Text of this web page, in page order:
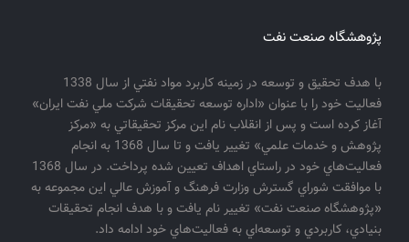
پژوهشگاه صنعت نفت
با هدف تحقيق و توسعه در زمينه كاربرد مواد نفتي از سال 1338
فعاليت خود را با عنوان «اداره توسعه تحقيقات شركت ملي نفت ايران»
آغاز كرده است و پس از انقلاب نام اين مركز تحقيقاتي به «مركز
پژوهش و خدمات علمي» تغيير يافت و تا سال 1368 به انجام
فعاليت‌هاي خود در راستاي اهداف تعيين شده پرداخت. در سال 1368
با موافقت شوراي گسترش وزارت فرهنگ و آموزش عالي اين مجموعه به
«پژوهشگاه صنعت نفت» تغيير نام يافت و با هدف انجام تحقيقات
بنيادي، كاربردي و توسعه‌اي به فعاليت‌هاي خود ادامه داد.